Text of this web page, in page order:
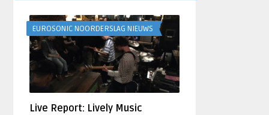
EUROSONIC NOORDERSLAG NIEUWS
Live Report: Lively Music